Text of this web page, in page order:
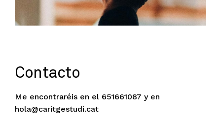
Contacto
Me encontraréis en el 651661087 y en
tac.i
dutse
gtira
c@alo
h